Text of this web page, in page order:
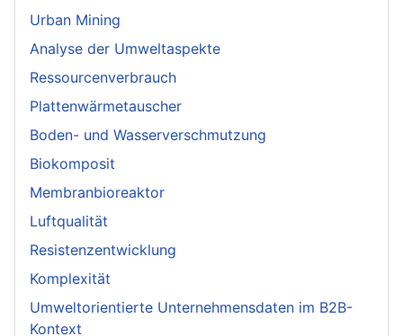
Urban Mining
Analyse der Umweltaspekte
Ressourcenverbrauch
Plattenwärmetauscher
Boden- und Wasserverschmutzung
Biokomposit
Membranbioreaktor
Luftqualität
Resistenzentwicklung
Komplexität
Umweltorientierte Unternehmensdaten im B2B-
Kontext